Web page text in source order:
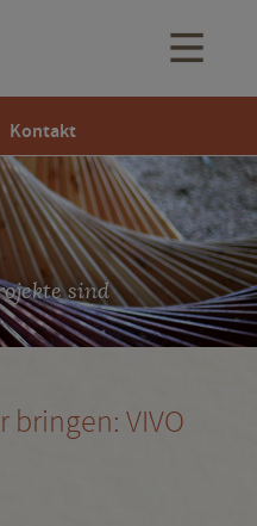
Kontakt
sind
bringen: VIVO